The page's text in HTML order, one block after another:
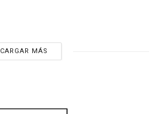
CARGAR MÁS